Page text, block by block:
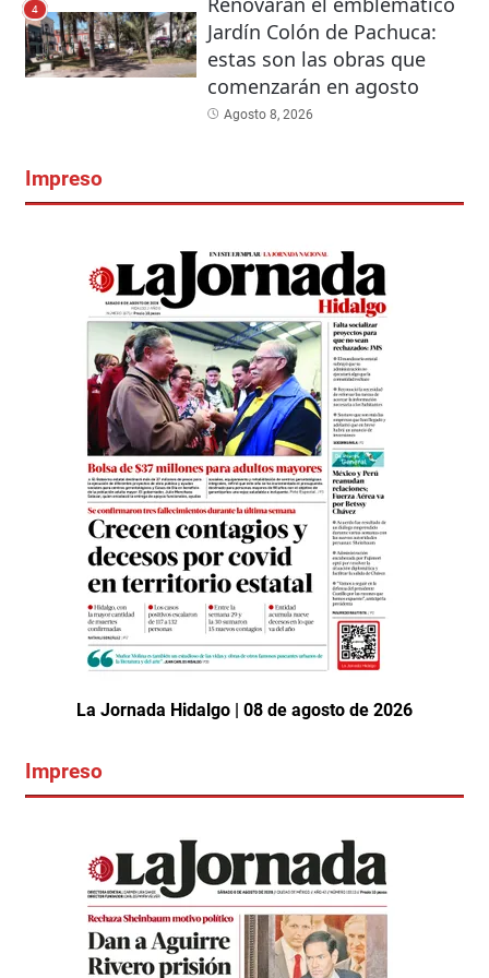
4
Jardín Colón de Pachuca:
estas son las obras que
comenzarán en agosto
Agosto 8, 2026
Impreso
La Jornada Hidalgo | 08 de agosto de 2026
Impreso